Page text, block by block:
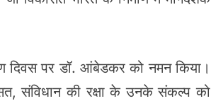
दिवस पर डॉ. आंबेडकर को नमन किया।
संविधान की रक्षा के उनके संकल्प को